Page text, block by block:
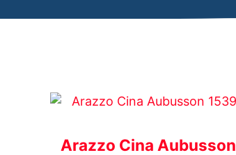
Arazzo Cina Aubusson